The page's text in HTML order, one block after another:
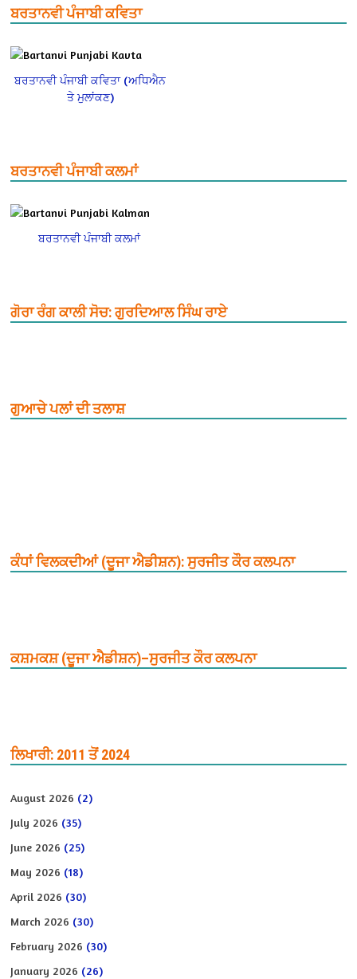
ਬਰਤਾਨਵੀ ਪੰਜਾਬੀ ਕਵਿਤਾ
ਬਰਤਾਨਵੀ ਪੰਜਾਬੀ ਕਵਿਤਾ (ਅਧਿਐਨ
ਤੇ ਮੁਲਾਂਕਣ)
ਬਰਤਾਨਵੀ ਪੰਜਾਬੀ ਕਲਮਾਂ
ਬਰਤਾਨਵੀ ਪੰਜਾਬੀ ਕਲਮਾਂ
ਗੋਰਾ ਰੰਗ ਕਾਲੀ ਸੋਚ: ਗੁਰਦਿਆਲ ਸਿੰਘ ਰਾਏ
ਗੁਆਚੇ ਪਲਾਂ ਦੀ ਤਲਾਸ਼
ਕੰਧਾਂ ਵਿਲਕਦੀਆਂ (ਦੂਜਾ ਐਡੀਸ਼ਨ): ਸੁਰਜੀਤ ਕੌਰ ਕਲਪਨਾ
ਕਸ਼ਮਕਸ਼ (ਦੂਜਾ ਐਡੀਸ਼ਨ)–ਸੁਰਜੀਤ ਕੌਰ ਕਲਪਨਾ
ਲਿਖਾਰੀ: 2011 ਤੋਂ 2024
August 2026 (2)
July 2026 (35)
June 2026 (25)
May 2026 (18)
April 2026 (30)
March 2026 (30)
February 2026 (30)
January 2026 (26)